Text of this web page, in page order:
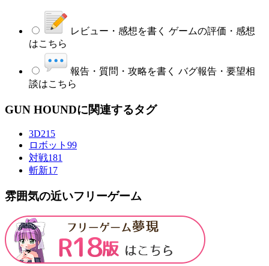
レビュー・感想を書く ゲームの評価・感想
はこちら
報告・質問・攻略を書く バグ報告・要望相
談はこちら
GUN HOUNDに関連するタグ
3D215
ロボット 99
対戦181
斬新17
雰囲気の近いフリーゲーム